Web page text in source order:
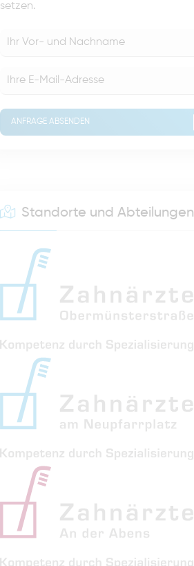
setzen.
ANFRAGE ABSENDEN
Standorte und Abteilungen